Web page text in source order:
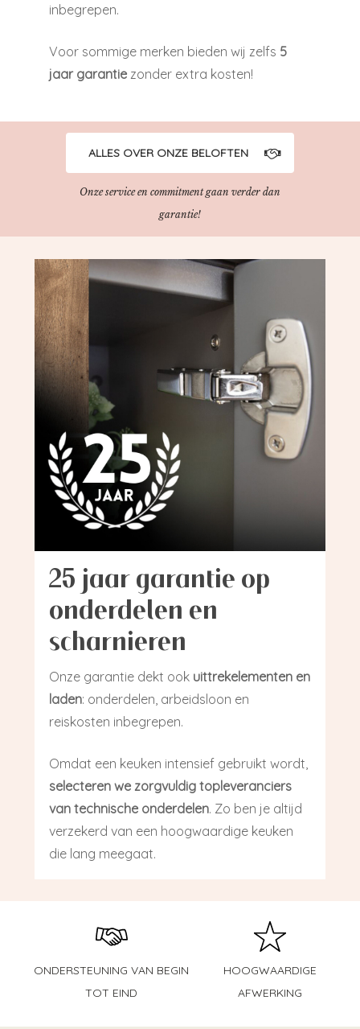
inbegrepen.
Voor sommige merken bieden wij zelfs 5
jaar garantiezonder extra kosten!
ALLES OVER ONZE BELOFTEN
Onze service en commitment gaan verder dan
garantie!
25 jaar garantie op
onderdelen en
scharnieren
Onze garantie dekt ook uittrekelementen en
laden: onderdelen, arbeidsloon en
reiskosten inbegrepen.
Omdat een keuken intensief gebruikt wordt,
selecteren we zorgvuldig topleveranciers
van technische onderdelen. Zo ben je altijd
verzekerd van een hoogwaardige keuken
die lang meegaat.
ONDERSTEUNING VAN BEGIN
TOT EIND
HOOGWAARDIGE
AFWERKING